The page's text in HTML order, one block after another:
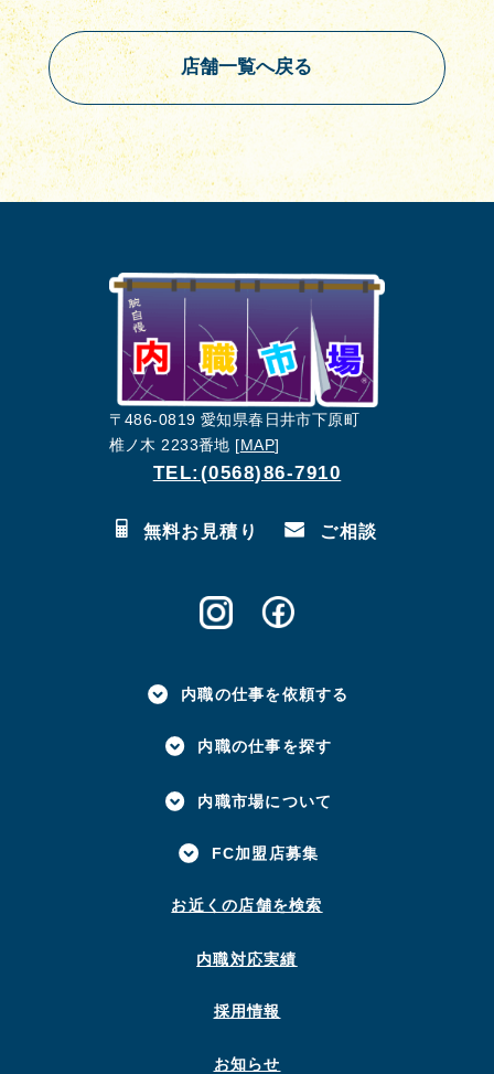
店舗一覧へ戻る
〒486-0819 愛知県春日井市下原町
椎ノ木 2233番地 [MAP]
TEL:(0568)86-7910
無料お見積り ご相談
内職の仕事を依頼する
内職の仕事を探す
内職市場について
FC加盟店募集
お近くの店舗を検索
内職対応実績
採用情報
お知らせ